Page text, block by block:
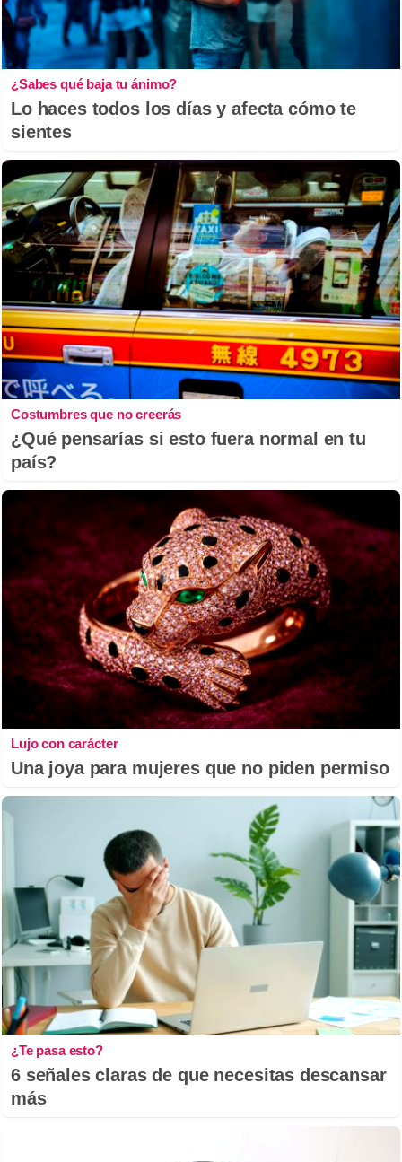
¿Sabes qué baja tu ánimo?
Lo haces todos los días y afecta cómo te
sientes
Costumbres que no creerás
¿Qué pensarías si esto fuera normal en tu
país?
Lujo con carácter
Una joya para mujeres que no piden permiso
¿Te pasa esto?
6 señales claras de que necesitas descansar
más